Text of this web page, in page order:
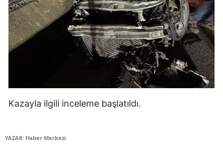
Bartın
Ardahan
Iğdır
Yalova
Kazayla ilgili inceleme başlatıldı.
YAZAR: Haber Merkezi